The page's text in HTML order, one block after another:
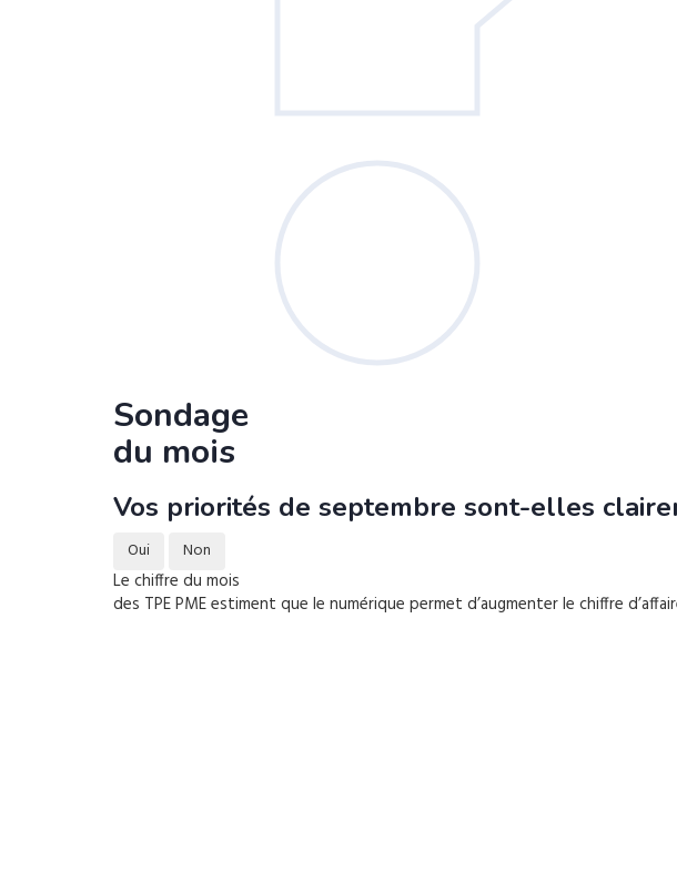
Sondage
du mois
Vos priorités de septembre sont-elles
Oui Non
Le chiffre du mois
des TPE PME estiment que le numérique permet d’augmenter le chiffre